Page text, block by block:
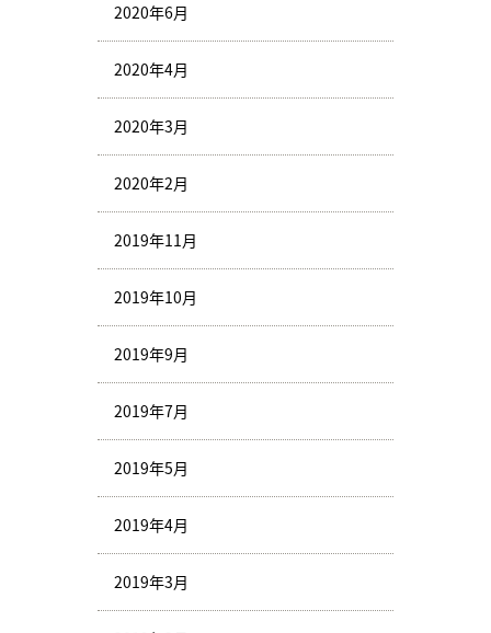
2020年6月
2020年4月
2020年3月
2020年2月
2019年11月
2019年10月
2019年9月
2019年7月
2019年5月
2019年4月
2019年3月